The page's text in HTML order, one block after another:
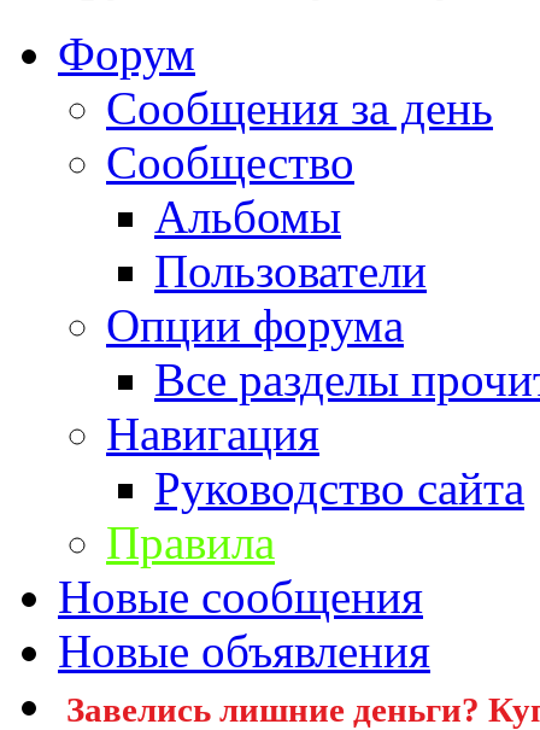
Форум
Сообщения за день
Сообщество
Альбомы
Пользователи
Опции форума
Все разделы
Навигация
Руководство сайта
Правила
Новые сообщения
Новые объявления
Завелись лишние деньги?